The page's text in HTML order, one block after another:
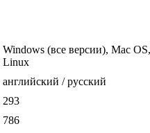
Windows (все версии), Mac OS,
Linux
английский / русский
293
786